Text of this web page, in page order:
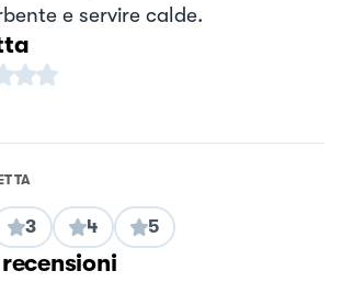
e servire calde.
3 4 5